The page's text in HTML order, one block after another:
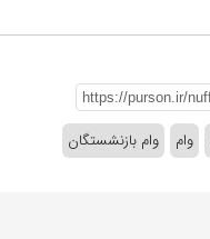
وام وام بازنشستگان